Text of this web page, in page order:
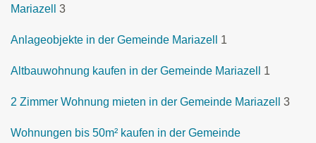
Mariazell
3
Anlageobjekte in der Gemeinde Mariazell 1
Altbauwohnung kaufen in der Gemeinde Mariazell 1
2 Zimmer Wohnung mieten in der Gemeinde Mariazell 3
Wohnungen bis 50m² kaufen in der Gemeinde